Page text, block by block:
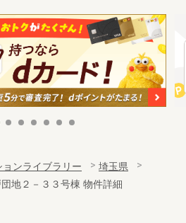
ョンライブラリー
埼玉県
地２－３３号棟 物件詳細